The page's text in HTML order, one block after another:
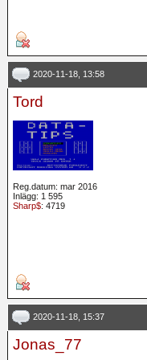
2020-11-18, 13:58
Tord
Reg.datum: mar 2016
Inlägg: 1 595
Sharp$: 4719
2020-11-18, 15:37
Jonas_77